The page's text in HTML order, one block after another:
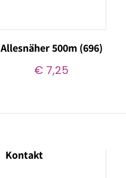
Allesnäher 500m (696)
€ 7,25
Kontakt